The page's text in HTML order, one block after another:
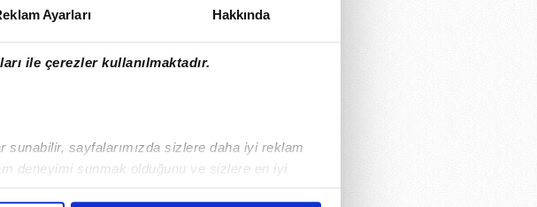
Ayarları Hakkında
ile çerezler kullanılmaktadır.
sayfalarımızda sizlere daha iyi reklam
deneyimi sunmak olduğunu ve sizlere en iyi
reklamların maliyetlerimizi karşılamak